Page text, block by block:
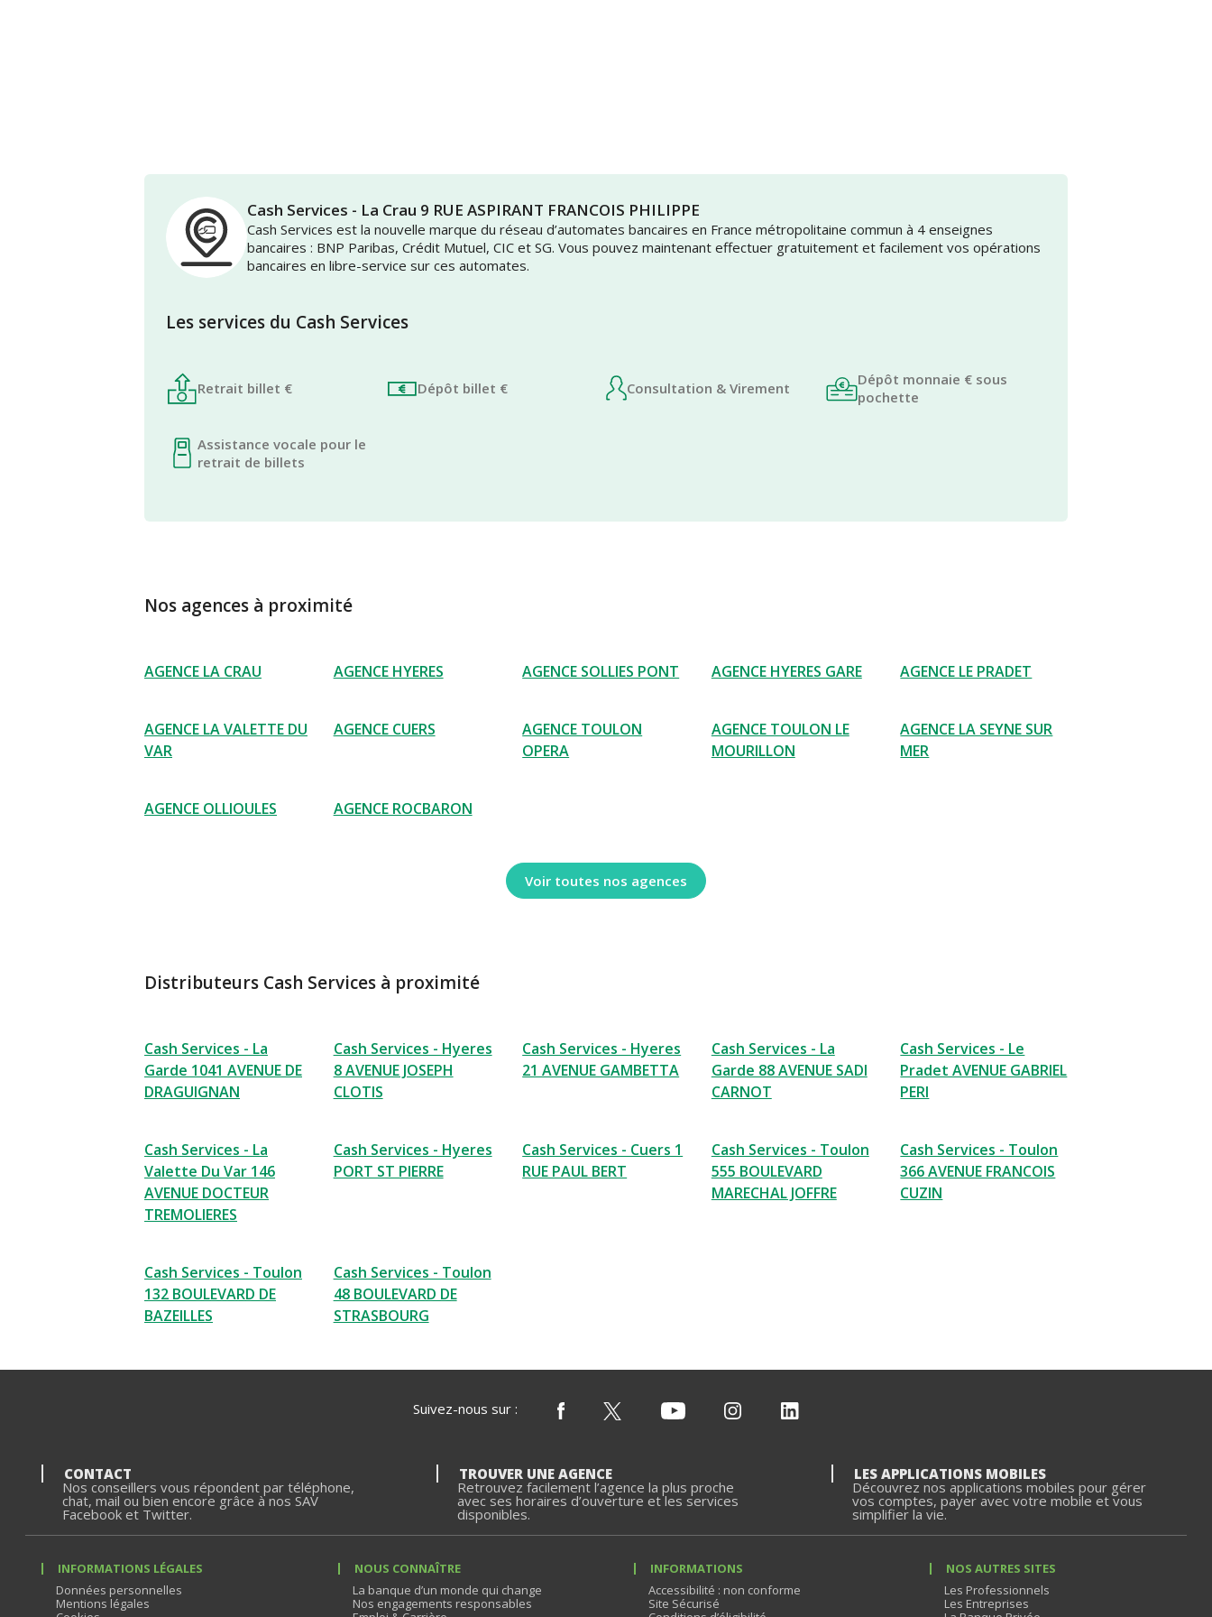
Cash Services - La Crau 9 RUE ASPIRANT FRANCOIS PHILIPPE
Cash Services est la nouvelle marque du réseau d’automates bancaires en France métropolitaine commun à 4 enseignes
bancaires : BNP Paribas, Crédit Mutuel, CIC et SG. Vous pouvez maintenant effectuer gratuitement et facilement vos opérations
bancaires en libre-service sur ces automates.
Les services du Cash Services
Retrait billet € Dépôt billet € Consultation & Virement
Dépôt monnaie € sous
pochette
Assistance vocale pour le
retrait de billets
Nos agences à proximité
AGENCE LA CRAU AGENCE HYERES AGENCE SOLLIES PONT AGENCE HYERES GARE AGENCE LE PRADET
AGENCE LA VALETTE DU
VAR
AGENCE CUERS
AGENCE TOULON
OPERA
AGENCE TOULON LE
MOURILLON
AGENCE LA SEYNE SUR
MER
AGENCE OLLIOULES AGENCE ROCBARON
Voir toutes nos agences
Distributeurs Cash Services à proximité
Cash Services - La
Garde 1041 AVENUE DE
DRAGUIGNAN
Cash Services - Hyeres
8 AVENUE JOSEPH
CLOTIS
Cash Services - Hyeres
21 AVENUE GAMBETTA
Cash Services - La
Garde 88 AVENUE SADI
CARNOT
Cash Services - Le
Pradet AVENUE GABRIEL
PERI
Cash Services - La
Valette Du Var 146
AVENUE DOCTEUR
TREMOLIERES
Cash Services - Hyeres
PORT ST PIERRE
Cash Services - Cuers 1
RUE PAUL BERT
Cash Services - Toulon
555 BOULEVARD
MARECHAL JOFFRE
Cash Services - Toulon
366 AVENUE FRANCOIS
CUZIN
Cash Services - Toulon
132 BOULEVARD DE
BAZEILLES
Cash Services - Toulon
48 BOULEVARD DE
STRASBOURG
Suivez-nous sur :
CONTACT
Nos conseillers vous répondent par téléphone,
chat, mail ou bien encore grâce à nos SAV
Facebook et Twitter.
TROUVER UNE AGENCE
Retrouvez facilement l’agence la plus proche
avec ses horaires d’ouverture et les services
disponibles.
LES APPLICATIONS MOBILES
Découvrez nos applications mobiles pour gérer
vos comptes, payer avec votre mobile et vous
simplifier la vie.
INFORMATIONS LÉGALES
Données personnelles
Mentions légales
NOUS CONNAÎTRE
La banque d’un monde qui change
Nos engagements responsables
INFORMATIONS
Accessibilité : non conforme
Site Sécurisé
NOS AUTRES SITES
Les Professionnels
Les Entreprises